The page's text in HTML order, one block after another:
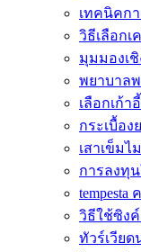
เทคนิคก
วิธีเลือกเ
มุมมองเ
พยาบาล
เลือกเก้
กระเบื้อ
เสาเข็ม
การลงทุน
วิธีใช้ซิง
ทัวร์เวีย